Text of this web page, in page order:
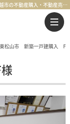
東松山市 新築一戸建購入 F様 | 鶴ヶ島市・坂戸市・東松山市・川越市の不動産購入・不動産売却のことならセンチュリー21明和ハウス
東松山市 新築一戸建購入 F